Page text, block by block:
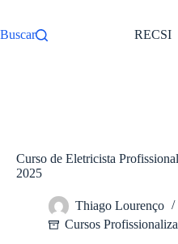
para
o
Buscar RECSI
Curso de Eletricista
2025
Thiago Lourenço
Cursos